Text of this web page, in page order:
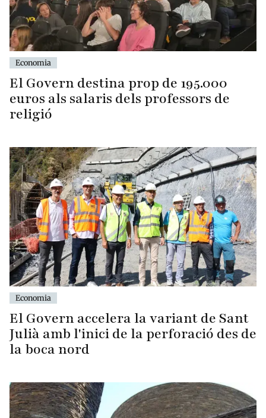
Economia
El Govern destina prop de 195.000
euros als salaris dels professors de
religió
Economia
El Govern accelera la variant de Sant
Julià amb l'inici de la perforació des de
la boca nord